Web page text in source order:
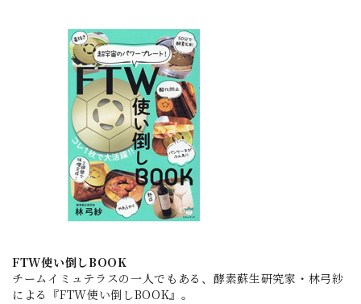
FTW使い倒しBOOK
チームイミュテラスの一人でもある、酵素蘇生研究家・林弓紗
による『FTW使い倒しBOOK』。